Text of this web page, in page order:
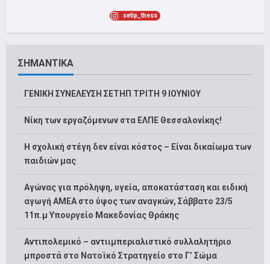
setip_thess
ΣΗΜΑΝΤΙΚΑ
ΓΕΝΙΚΗ ΣΥΝΕΛΕΥΣΗ ΣΕΤΗΠ ΤΡΙΤΗ 9 ΙΟΥΝΙΟΥ
Νίκη των εργαζόμενων στα ΕΛΠΕ Θεσσαλονίκης!
Η σχολική στέγη δεν είναι κόστος – Είναι δικαίωμα των
παιδιών μας
Αγώνας για πρόληψη, υγεία, αποκατάσταση και ειδική
αγωγή ΑΜΕΑ στο ύψος των αναγκών, Σάββατο 23/5
11π.μ Υπουργείο Μακεδονίας Θράκης
Αντιπολεμικό – αντιιμπεριαλιστικό συλλαλητήριο
μπροστά στο Νατοϊκό Στρατηγείο στο Γ’ Σώμα